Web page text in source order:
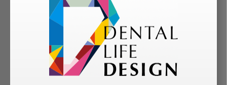
歯科に関するお役立ち情報を
メールマガジンでお届け